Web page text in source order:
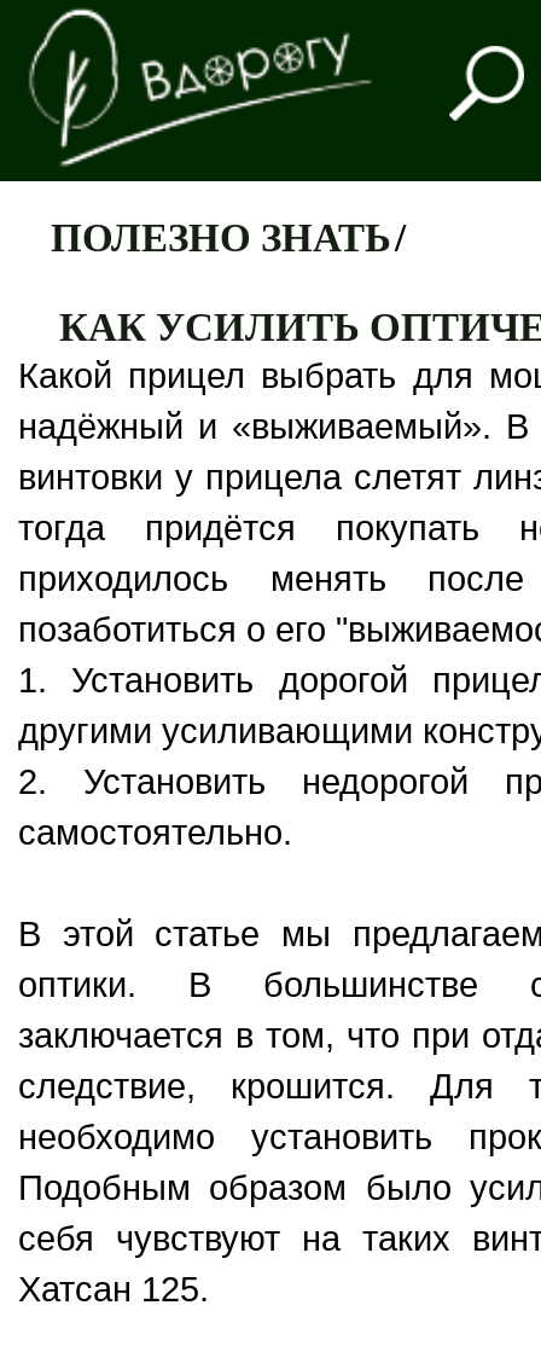
ПОЛЕЗНО ЗНАТЬ/
КАК УСИЛИТЬ
Какой прицел выбрать для
надёжный и «выживаемый». В
винтовки у прицела слетят
тогда придётся
приходилось менять
позаботиться о его
1. Установить дорогой
другими усиливающими
2. Установить недорогой
самостоятельно.
В этой статье мы
оптики. В большинстве
заключается в том, что при
следствие, крошится. Для
необходимо установить
Подобным образом было
себя чувствуют на таких
Хатсан 125.